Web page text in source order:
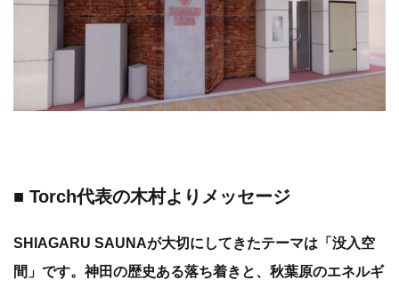
■ Torch代表の木村よりメッセージ
SHIAGARU SAUNAが大切にしてきたテーマは「没入空
間」です。神田の歴史ある落ち着きと、秋葉原のエネルギ